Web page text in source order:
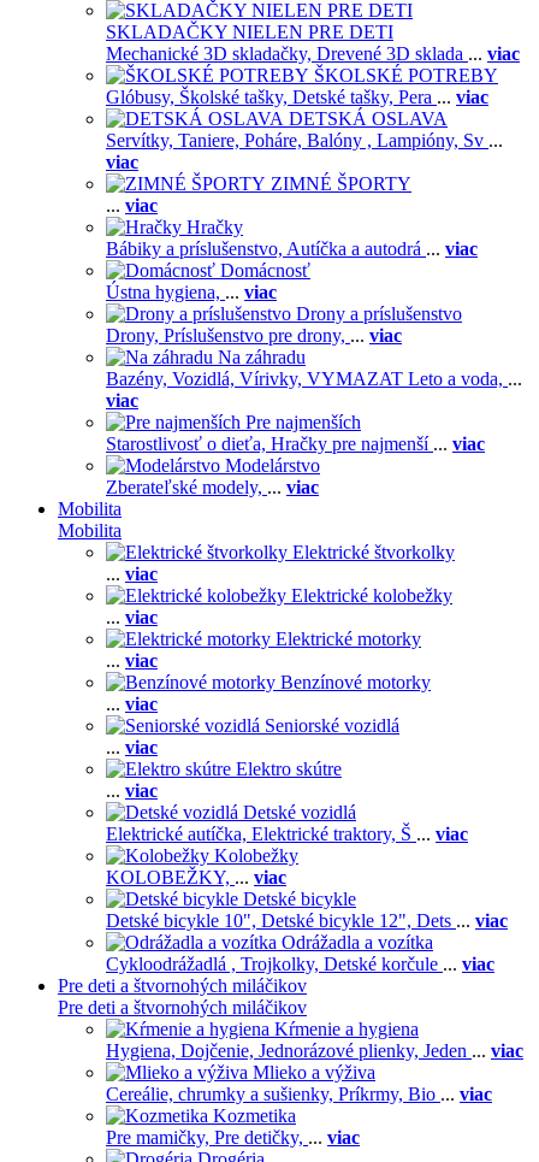
SKLADAČKY NIELEN PRE DETI
Mechanické 3D skladačky, Drevené 3D sklada ... viac
ŠKOLSKÉ POTREBY
Glóbusy, Školské tašky, Detské tašky, Pera ... viac
DETSKÁ OSLAVA
Servítky, Taniere, Poháre, Balóny , Lampióny, Sv ...
viac
ZIMNÉ ŠPORTY
... viac
Hračky
Bábiky a príslušenstvo, Autíčka a autodrá ... viac
Domácnosť
Ústna hygiena, ... viac
Drony a príslušenstvo
Drony, Príslušenstvo pre drony, ... viac
Na záhradu
Bazény, Vozidlá, Vírivky, VYMAZAT Leto a voda, ...
viac
Pre najmenších
Starostlivosť o dieťa, Hračky pre najmenší ... viac
Modelárstvo
Zberateľské modely, ... viac
Mobilita
Mobilita
Elektrické štvorkolky
... viac
Elektrické kolobežky
... viac
Elektrické motorky
... viac
Benzínové motorky
... viac
Seniorské vozidlá
... viac
Elektro skútre
... viac
Detské vozidlá
Elektrické autíčka, Elektrické traktory, Š ... viac
Kolobežky
KOLOBEŽKY, ... viac
Detské bicykle
Detské bicykle 10", Detské bicykle 12", Dets ... viac
Odrážadla a vozítka
Cykloodrážadlá , Trojkolky, Detské korčule ... viac
Pre deti a štvornohých miláčikov
Pre deti a štvornohých miláčikov
Kŕmenie a hygiena
Hygiena, Dojčenie, Jednorázové plienky, Jeden ... viac
Mlieko a výživa
Cereálie, chrumky a sušienky, Príkrmy, Bio ... viac
Kozmetika
Pre mamičky, Pre detičky, ... viac